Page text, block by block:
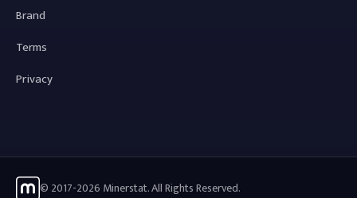
Brand
Terms
Privacy
© 2017-2026 Minerstat. All Rights Reserved.